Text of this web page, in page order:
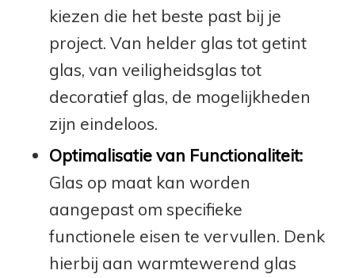
kiezen die het beste past bij je
project. Van helder glas tot getint
glas, van veiligheidsglas tot
decoratief glas, de mogelijkheden
zijn eindeloos.
Optimalisatie van Functionaliteit:
Glas op maat kan worden
aangepast om specifieke
functionele eisen te vervullen. Denk
hierbij aan warmtewerend glas